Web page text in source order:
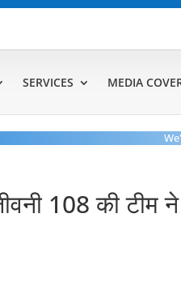
SERVICES MEDIA
We're
108 की टीम ने